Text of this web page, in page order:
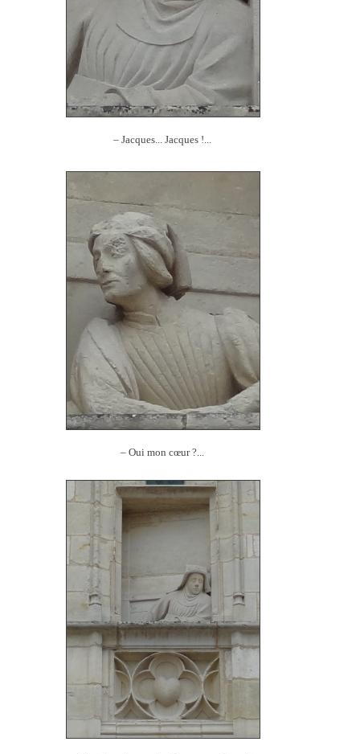
– Jacques... Jacques !...
– Oui mon cœur ?...